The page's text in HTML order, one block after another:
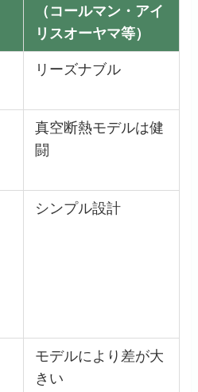
（コールマン・アイ
リスオーヤマ等）
リーズナブル
真空断熱モデルは健
闘
シンプル設計
モデルにより差が大
きい